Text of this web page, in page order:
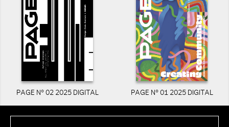
PAGE N° 02 2025 DIGITAL PAGE N° 01 2025 DIGITAL